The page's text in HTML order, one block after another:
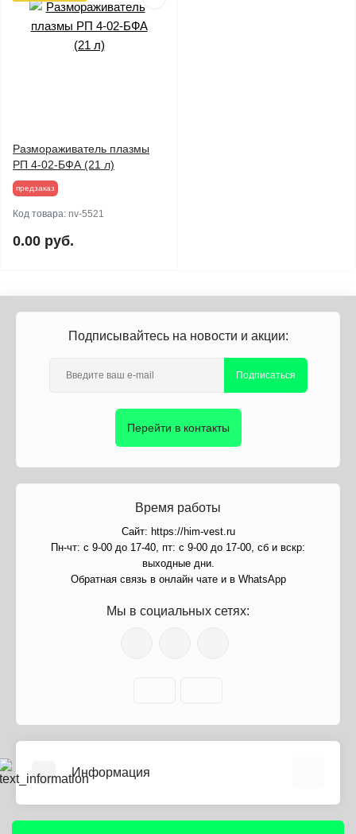
Размораживатель плазмы
РП 4-02-БФА (21 л)
предзаказ
Код товара: nv-5521
0.00 руб.
Подписывайтесь на новости и акции:
Подписаться
Перейти в контакты
Время работы
Сайт: https://him-vest.ru
Пн-чт: с 9-00 до 17-40, пт: с 9-00 до 17-00, сб и вскр:
выходные дни.
Обратная связь в онлайн чате и в WhatsApp
Мы в социальных сетях:
Информация